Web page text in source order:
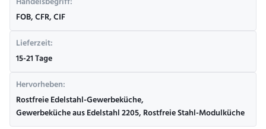
FOB, CFR, CIF
Lieferzeit:
15-21 Tage
Hervorheben:
Rostfreie Edelstahl-Gewerbeküche,
Gewerbeküche aus Edelstahl 2205,Rostfreie Stahl-Modulküche